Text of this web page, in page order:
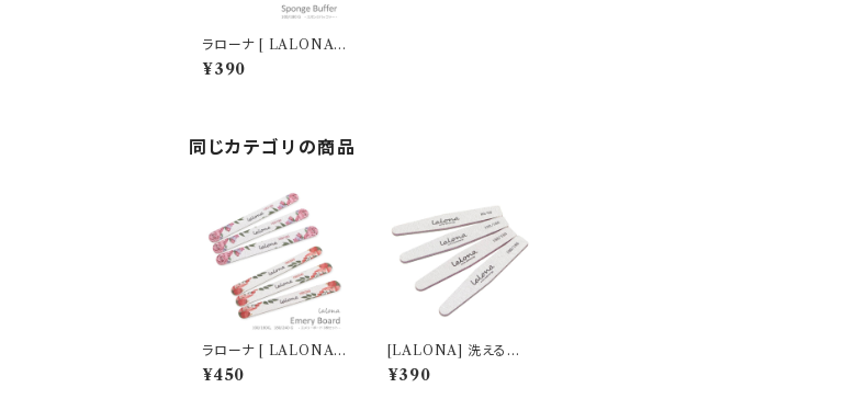
ラローナ [ LALONA ]
ダイヤモンド型スポンジ
ファイル ( 100 / 180 )
¥390
同じカテゴリの商品
ラローナ [ LALONA ]
エメリーボード ( 3枚 )
¥450
[LALONA] 洗えるサ
ロン用高品質 ダイヤモ
ンド型ネイルファイル (
¥390